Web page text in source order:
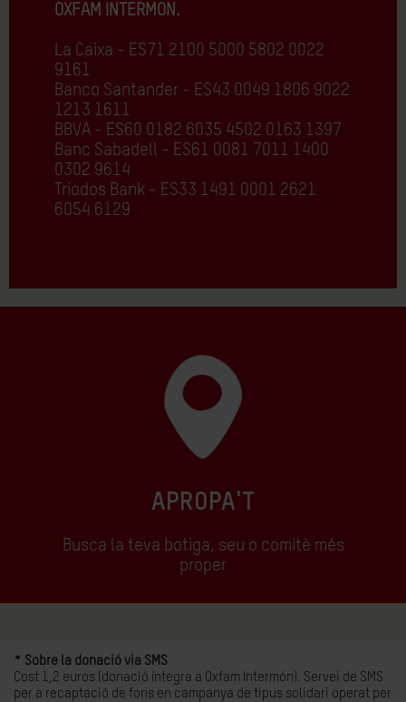
OXFAM INTERMON.
La Caixa - ES71 2100 5000 5802 0022
9161
Banco Santander - ES43 0049 1806 9022
1213 1611
BBVA - ES60 0182 6035 4502 0163 1397
Banc Sabadell - ES61 0081 7011 1400
0302 9614
Triodos Bank - ES33 1491 0001 2621
6054 6129
APROPA'T
Busca la teva botiga, seu o comitè més
proper
* Sobre la donació via SMS
Cost 1,2 euros (donació íntegra a Oxfam Intermón). Servei de SMS
per a recaptació de fons en campanya de tipus solidari operat per